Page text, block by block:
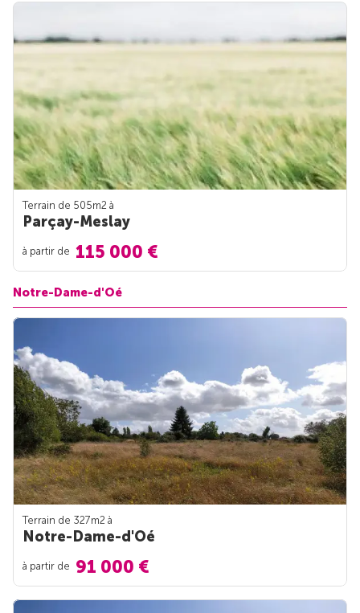
Terrain de 505m2 à
Parçay-Meslay
à partir de 115 000 €
Notre-Dame-d'Oé
Terrain de 327m2 à
Notre-Dame-d'Oé
à partir de 91 000 €